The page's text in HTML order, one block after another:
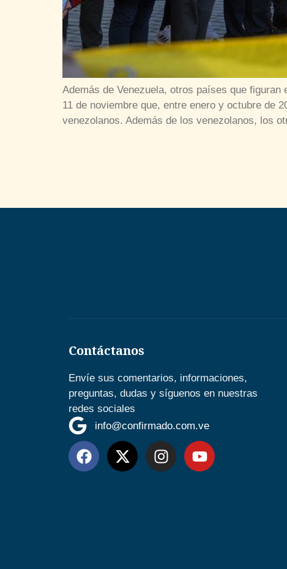
Además de Venezuela, otros países que
11 de noviembre que, entre enero y octubre de
venezolanos. Además de los venezolanos, los
Contáctanos
Envíe sus comentarios, informaciones,
preguntas, dudas y síguenos en nuestras
redes sociales
info@confirmado.com.ve